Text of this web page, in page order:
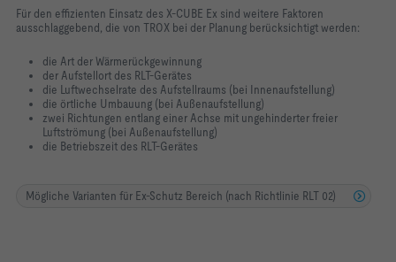
Für den effizienten Einsatz des X-CUBE Ex sind weitere Faktoren
ausschlaggebend, die von TROX bei der Planung berücksichtigt werden:
die Art der Wärmerückgewinnung
der Aufstellort des RLT-Gerätes
die Luftwechselrate des Aufstellraums (bei Innenaufstellung)
die örtliche Umbauung (bei Außenaufstellung)
zwei Richtungen entlang einer Achse mit ungehinderter freier
Luftströmung (bei Außenaufstellung)
die Betriebszeit des RLT-Gerätes
Mögliche Varianten für Ex-Schutz Bereich (nach Richtlinie RLT 02)